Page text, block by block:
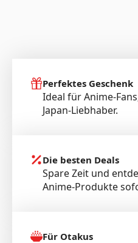
Perfektes Geschenk
Ideal für Anime-
Japan-Liebhaber.
Die besten Deals
Spare Zeit und
Anime-Produkte
Für Otakus